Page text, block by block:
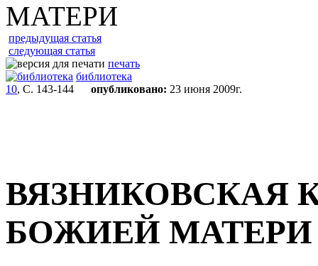
МАТЕРИ
предыдущая статья
следующая статья
печать
библиотека
10, С. 143-144 опубликовано: 23 июня 2009г.
ВЯЗНИКОВСКАЯ
БОЖИЕЙ МАТЕРИ